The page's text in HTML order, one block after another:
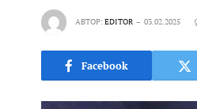
АВТОР:EDITOR 03.02.2025
Facebook